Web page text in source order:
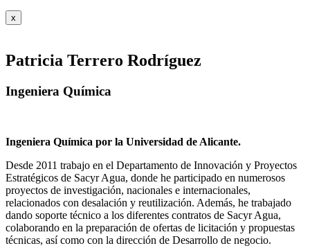
x
Patricia Terrero Rodríguez
Ingeniera Química
Ingeniera Química por la Universidad de Alicante.
Desde 2011 trabajo en el Departamento de Innovación y Proyectos
Estratégicos de Sacyr Agua, donde he participado en numerosos
proyectos de investigación, nacionales e internacionales,
relacionados con desalación y reutilización. Además, he trabajado
dando soporte técnico a los diferentes contratos de Sacyr Agua,
colaborando en la preparación de ofertas de licitación y propuestas
técnicas, así como con la dirección de Desarrollo de negocio.